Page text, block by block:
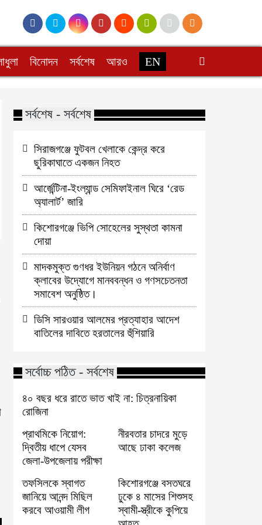
বিনোদন সর্বশেষ আরও EN
সর্বশেষ - সর্বশেষ
সিরাজগঞ্জে ফুটবল খেলাকে কেন্দ্র করে
ছুরিকাঘাতে একজন নিহত
আর্জেন্টিনা-ইংল্যান্ড সেমিফাইনাল ঘিরে ‘রেড
অ্যালার্ট’ জারি
কিশোরগঞ্জে ভিপি সোহেলের সুস্থতা কামনা
দোয়া
মাদকমুক্ত গুণধর ইউনিয়ন গঠনে অনির্বাণ
ক্লাবের উদ্যোগে মানববন্ধন ও গণসচেতনতা
সমাবেশ অনুষ্ঠিত।
ডিসি সারওয়ার আলমের প্রত্যাহার আদেশ
বাতিলের দাবিতে হরতালের হুঁশিয়ারি
সর্বোচ্চ পঠিত - সর্বশেষ
৪০ বছর ধরে রাতে ভাত খাই না: চিত্রনায়িকা
রোজিনা
প্রাথমিকে নিয়োগ:
দ্বিতীয় ধাপে যেসব
জেলা-উপজেলায় পরীক্ষা
নীরবতার চাদরে মুড়ে
আছে ঢাকা কলেজ
তফসিলকে স্বাগত
জানিয়ে আনন্দ মিছিল
করবে আওয়ামী লীগ
কিশোরগঞ্জে বসতঘরে
ঢুকে ৪ মাসের শিশুসহ
স্বামী-স্ত্রীকে কুপিয়ে